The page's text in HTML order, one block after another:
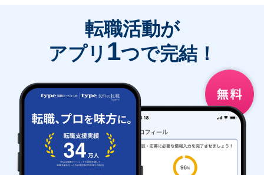
転職活動が
アプリ 1つで完結！